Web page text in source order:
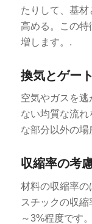
たりして、基
高める。この
増します。.
換気とゲー
空気やガスを
ない均質な流
な部分以外の場
収縮率の考
材料の収縮率の
スチックの収
～3%程度です